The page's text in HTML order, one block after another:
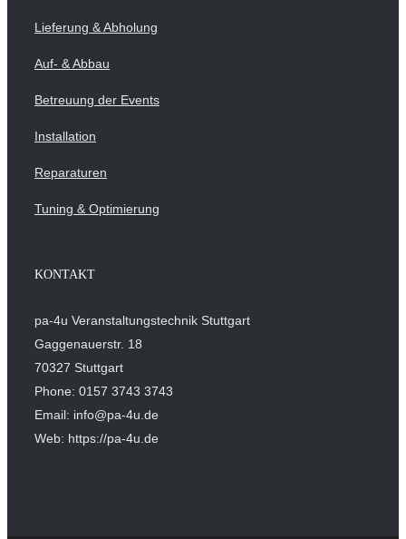
Lieferung & Abholung
Auf- & Abbau
Betreuung der Events
Installation
Reparaturen
Tuning & Optimierung
KONTAKT
pa-4u Veranstaltungstechnik Stuttgart
Gaggenauerstr. 18
70327 Stuttgart
Phone: 0157 3743 3743
Email: info@pa-4u.de
Web: https://pa-4u.de